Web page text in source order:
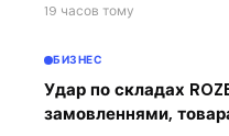
19 часов тому
БИЗНЕС
Удар по складах
замовленнями,